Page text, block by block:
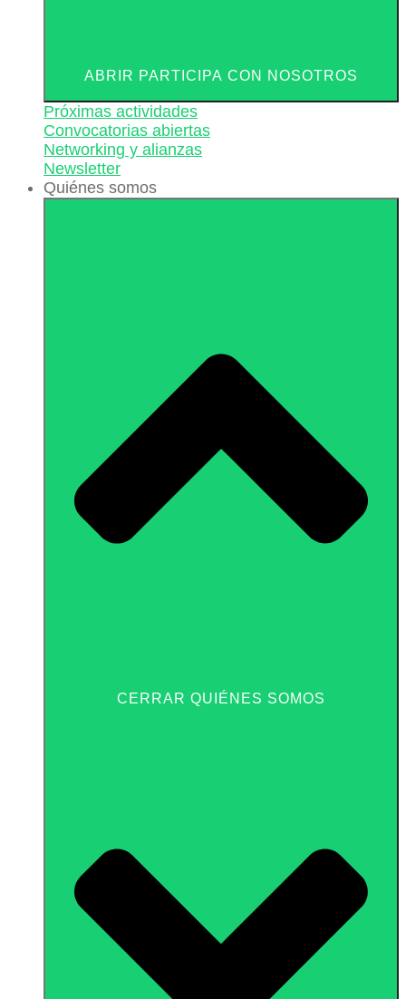
ABRIR PARTICIPA CON NOSOTROS
Próximas actividades
Convocatorias abiertas
Networking y alianzas
Newsletter
Quiénes somos
CERRAR QUIÉNES SOMOS